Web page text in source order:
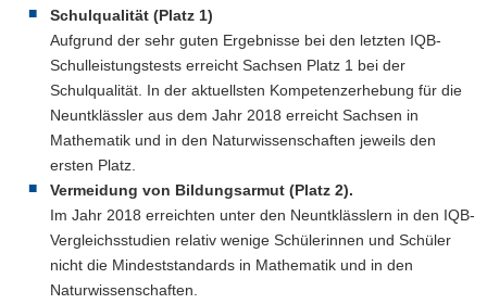
Schulqualität (Platz 1)
Aufgrund der sehr guten Ergebnisse bei den letzten IQB-
Schulleistungstests erreicht Sachsen Platz 1 bei der
Schulqualität. In der aktuellsten Kompetenzerhebung für die
Neuntklässler aus dem Jahr 2018 erreicht Sachsen in
Mathematik und in den Naturwissenschaften jeweils den
ersten Platz.
Vermeidung von Bildungsarmut (Platz 2).
Im Jahr 2018 erreichten unter den Neuntklässlern in den IQB-
Vergleichsstudien relativ wenige Schülerinnen und Schüler
nicht die Mindeststandards in Mathematik und in den
Naturwissenschaften.